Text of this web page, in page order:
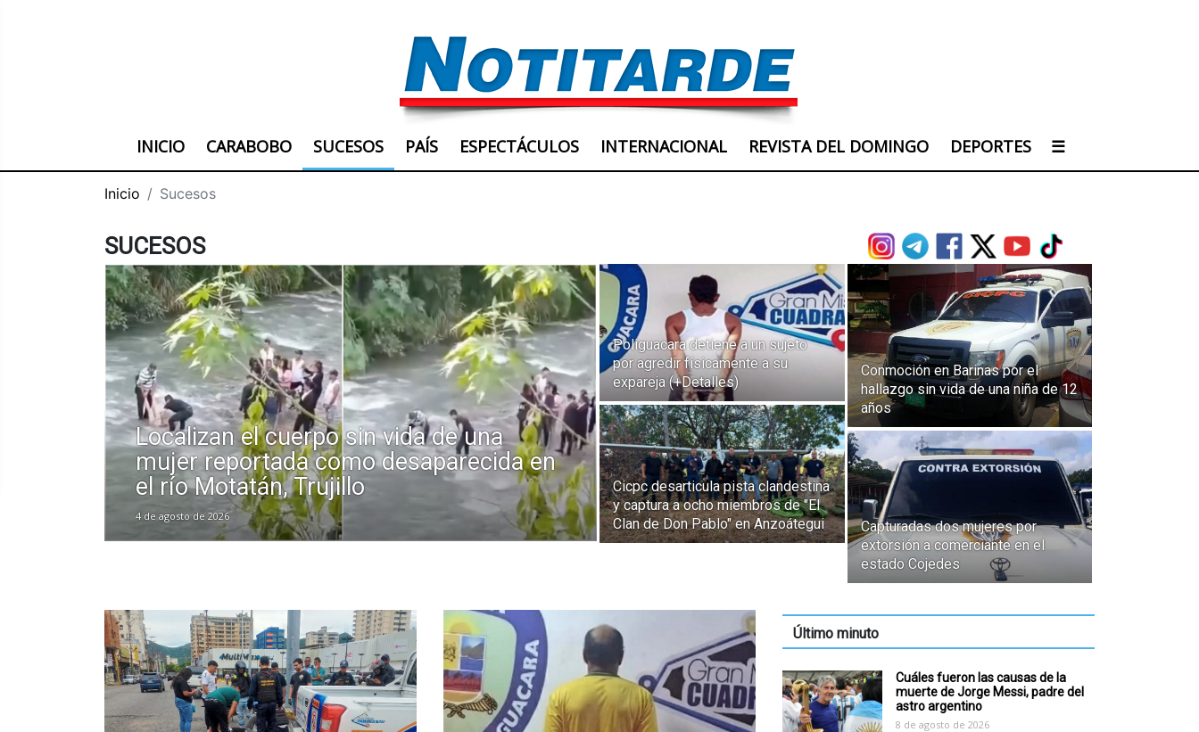
INICIO CARABOBO SUCESOS PAÍS ESPECTÁCULOS INTERNACIONAL REVISTA DEL DOMINGO DEPORTES ☰
Inicio Sucesos
SUCESOS
Localizan el cuerpo sin vida de una
mujer reportada como desaparecida en
el río Motatán, Trujillo
4 de agosto de 2026
Poliguacara detiene a un sujeto
por agredir físicamente a su
expareja (+Detalles)
Cicpc desarticula pista clandestina
y captura a ocho miembros de "El
Clan de Don Pablo" en Anzoátegui
Conmoción en Barinas por el
hallazgo sin vida de una niña de 12
años
Capturadas dos mujeres por
extorsión a comerciante en el
estado Cojedes
Último minuto
Cuáles fueron las causas de la
muerte de Jorge Messi, padre del
astro argentino
8 de agosto de 2026